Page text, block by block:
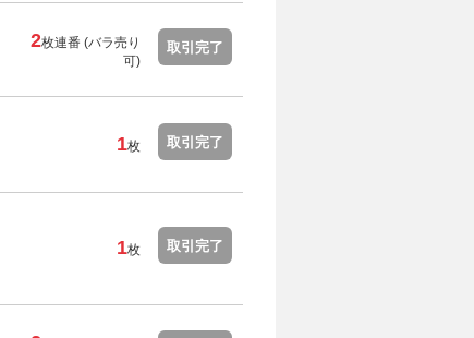
2枚連番 (バラ売り
可)
取引完了
1枚 取引完了
1枚 取引完了